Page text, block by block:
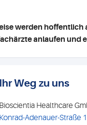
werden hoffentlich
anlaufen und
Ihr Weg zu uns
Bioscientia Healthcare
Konrad-Adenauer-Straße